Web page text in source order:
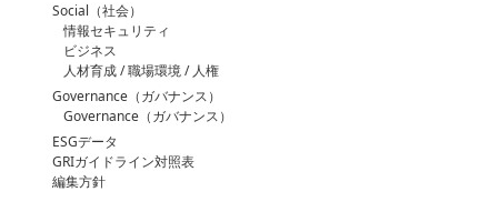
Social（社会）
情報セキュリティ
ビジネス
人材育成 / 職場環境 / 人権
Governance（ガバナンス）
Governance（ガバナンス）
ESGデータ
GRIガイドライン対照表
編集方針